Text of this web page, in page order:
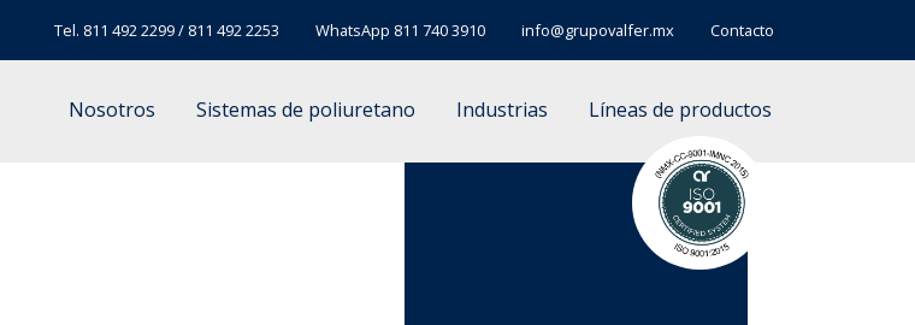
Tel. 811 492 2299/ 811 492 2253 WhatsApp 811 740 3910 info@grupovalfer.mx Contacto
Nosotros Sistemas de poliuretano Industrias Líneas de productos